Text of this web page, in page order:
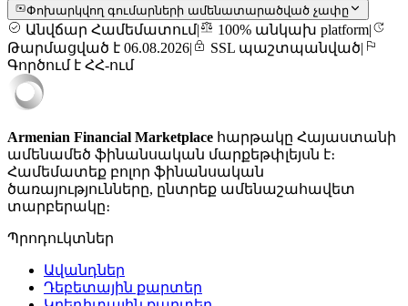
Փոխարկվող գումարների ամենատարածված չափը
Անվճար Համեմատում| 100% անկախ platform|
Թարմացված է 06.08.2026| SSL պաշտպանված|
Գործում է ՀՀ-ում
Armenian Financial Marketplace հարթակը Հայաստանի
ամենամեծ ֆինանսական մարքեթփլեյսն է։
Համեմատեք բոլոր ֆինանսական
ծառայությունները, ընտրեք ամենաշահավետ
տարբերակը։
Պրոդուկտներ
Ավանդներ
Դեբետային քարտեր